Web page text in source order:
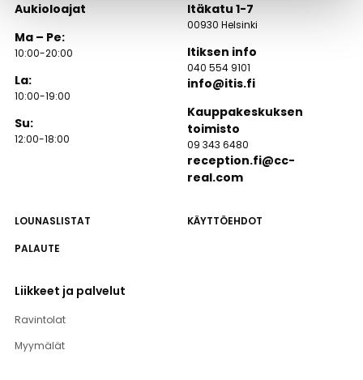
LOUNASLISTAT
KÄYTTÖEHDOT
PALAUTE
Liikkeet ja palvelut
Ravintolat
Myymälät
Aukioloajat
Ma – Pe:
10:00-20:00
La:
10:00-19:00
Su:
12:00-18:00
Itäkatu 1-7
00930 Helsinki
Itiksen info
040 554 9101
info@itis.fi
Kauppakeskuksen
toimisto
09 343 6480
reception.fi@cc-
real.com